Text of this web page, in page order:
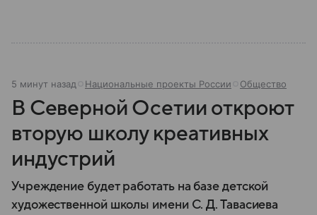
5 минут назад Национальные проекты России Общество
В Северной Осетии откроют
вторую школу креативных
индустрий
Учреждение будет работать на базе детской
художественной школы имени С. Д. Тавасиева